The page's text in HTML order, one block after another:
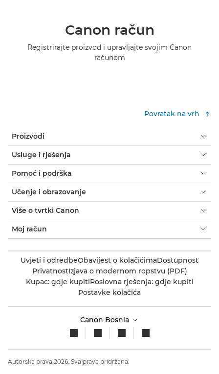
Canon račun
Registrirajte proizvod i upravljajte svojim Canon
računom
Povratak na vrh
Proizvodi
Usluge i rješenja
Pomoć i podrška
Učenje i obrazovanje
Više o tvrtki Canon
Moj račun
Uvjeti i odredbeObavijest o kolačićimaDostupnost
PrivatnostIzjava o modernom ropstvu (PDF)
Kupac: gdje kupitiPoslovna rješenja: gdje kupiti
Postavke kolačića
Canon Bosnia
Autorska prava 2026. Sva prava pridržana.